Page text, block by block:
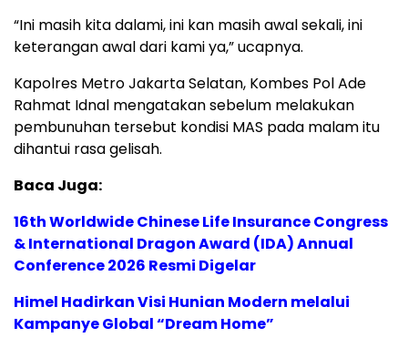
“Ini masih kita dalami, ini kan masih awal sekali, ini
keterangan awal dari kami ya,” ucapnya.
Kapolres Metro Jakarta Selatan, Kombes Pol Ade
Rahmat Idnal mengatakan sebelum melakukan
pembunuhan tersebut kondisi MAS pada malam itu
dihantui rasa gelisah.
Baca Juga:
16th Worldwide Chinese Life Insurance Congress
& International Dragon Award (IDA) Annual
Conference 2026 Resmi Digelar
Himel Hadirkan Visi Hunian Modern melalui
Kampanye Global “Dream Home”